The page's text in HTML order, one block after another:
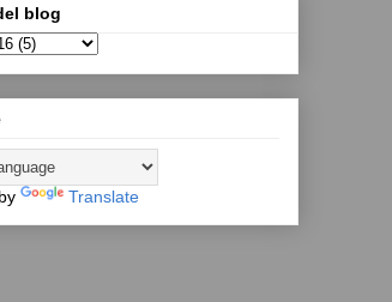
blog
Translate